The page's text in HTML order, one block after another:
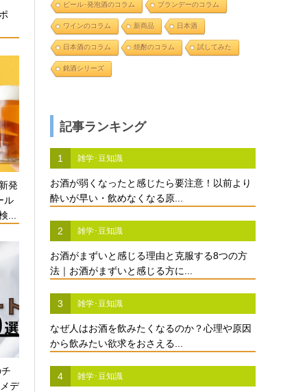
発
ル
...
デ
ビール･発泡酒のコラム ブランデーのコラム
ワインのコラム 新商品 日本酒
日本酒のコラム 焼酎のコラム 試してみた
銘酒シリーズ
記事ランキング
1 雑学･豆知識
お酒が弱くなったと感じたら要注意！以前より
酔いが早い・飲めなくなる原...
2 雑学･豆知識
お酒がまずいと感じる理由と克服する8つの方
法｜お酒がまずいと感じる方に...
3 雑学･豆知識
なぜ人はお酒を飲みたくなるのか？心理や原因
から飲みたい欲求をおさえる...
4 雑学･豆知識